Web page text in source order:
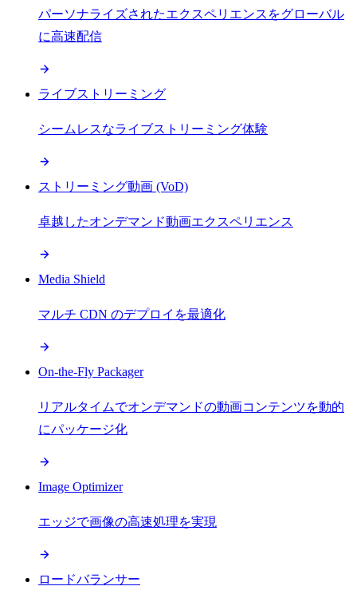
パーソナライズされたエクスペリエンスをグローバル
に高速配信
ライブストリーミング
シームレスなライブストリーミング体験
ストリーミング動画 (VoD)
卓越したオンデマンド動画エクスペリエンス
Media Shield
マルチ CDN のデプロイを最適化
On-the-Fly Packager
リアルタイムでオンデマンドの動画コンテンツを動的
にパッケージ化
Image Optimizer
エッジで画像の高速処理を実現
ロードバランサー